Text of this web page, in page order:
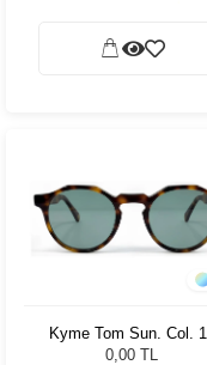
Kyme Tom Sun. Col. 15
Unisex Güneş Gözlüğü
0,00 TL